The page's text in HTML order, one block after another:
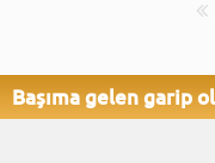
Başıma gelen garip